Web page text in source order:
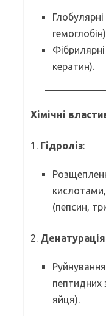
кератин).
Хімічні
1. Гідроліз:
(пепсин,
2. Денатурація
пептидних
яйця).